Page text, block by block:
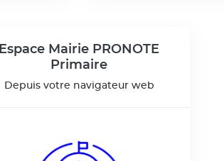
Espace Mairie PRONOTE
Primaire
Depuis votre navigateur web